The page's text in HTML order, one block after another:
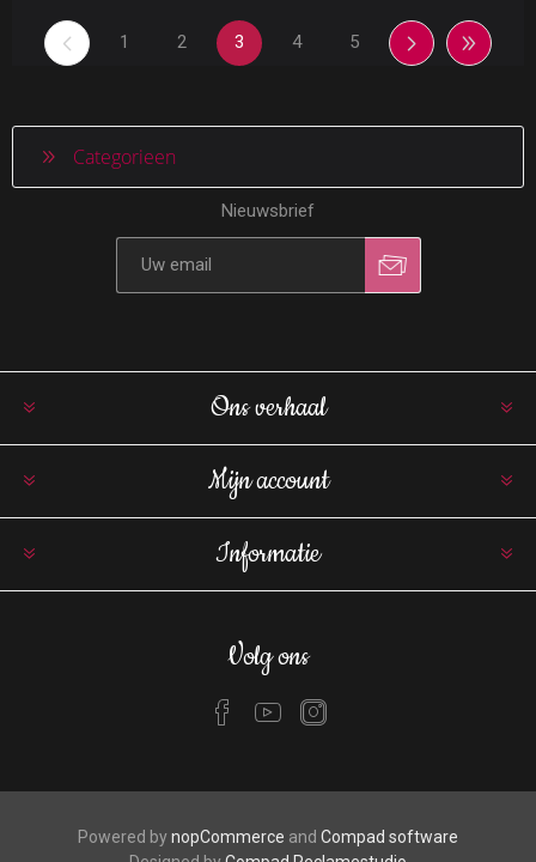
1 2 3 4 5
Categorieen
Nieuwsbrief
Ons verhaal
Mijn account
Informatie
Volg ons
Powered bynopCommerce and Compad software